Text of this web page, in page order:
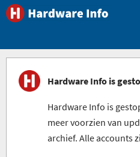
Hardware Info is
Hardware Info is
meer voorzien van
archief. Alle accounts